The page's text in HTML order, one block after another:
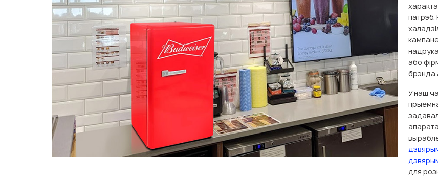
або
брэнда
У наш
для